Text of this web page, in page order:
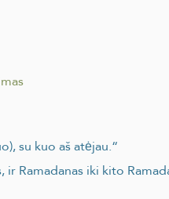
su kuo aš atėjau.“
Ramadanas iki kito